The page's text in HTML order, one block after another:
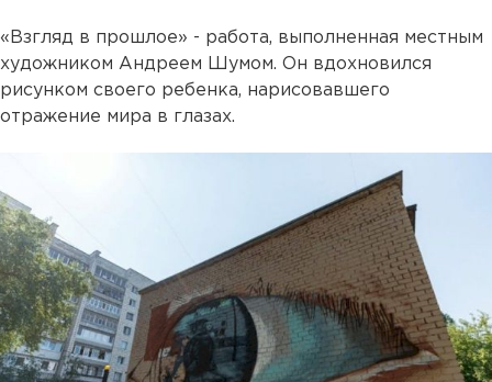
«Взгляд в прошлое» - работа, выполненная местным
художником Андреем Шумом. Он вдохновился
рисунком своего ребенка, нарисовавшего
отражение мира в глазах.